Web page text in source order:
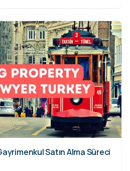
Satın Alma Süreci